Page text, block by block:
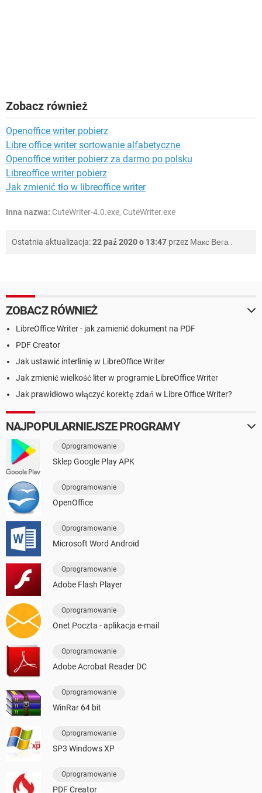
Zobacz również
Openoffice writer pobierz
Libre office writer sortowanie alfabetyczne
Openoffice writer pobierz za darmo po polsku
Libreoffice writer pobierz
Jak zmienić tło w libreoffice writer
Inna nazwa: CuteWriter-4.0.exe, CuteWriter.exe
Ostatnia aktualizacja:22 paź 2020 o 13:47 przez Макс Вега .
ZOBACZ RÓWNIEŻ
LibreOffice Writer - jak zamienić dokument na PDF
PDF Creator
Jak ustawić interlinię w LibreOffice Writer
Jak zmienić wielkość liter w programie LibreOffice Writer
Jak prawidłowo włączyć korektę zdań w Libre Office Writer?
NAJPOPULARNIEJSZE PROGRAMY
Oprogramowanie
Sklep Google Play APK
Oprogramowanie
OpenOffice
Oprogramowanie
Microsoft Word Android
Oprogramowanie
Adobe Flash Player
Oprogramowanie
Onet Poczta - aplikacja e-mail
Oprogramowanie
Adobe Acrobat Reader DC
Oprogramowanie
WinRar 64 bit
Oprogramowanie
SP3 Windows XP
Oprogramowanie
PDF Creator